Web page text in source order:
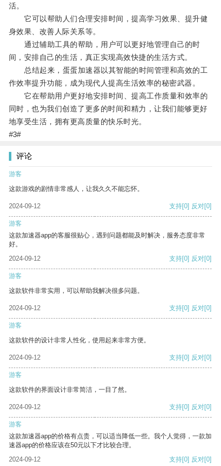
活。
它可以帮助人们合理安排时间，提高学习效果、提升健
身效果、改善人际关系等。
通过辅助工具的帮助，用户可以更好地管理自己的时
间，安排自己的生活，真正实现高效快捷的生活方式。
总结起来，蛋蛋加速器以其智能的时间管理和高效的工
作效率提升功能，成为现代人提高生活效率的秘密武器。
它在帮助用户更好地安排时间、提高工作质量和效率的
同时，也为我们创造了更多的时间和精力，让我们能够更好
地享受生活，拥有更高质量的快乐时光。
#3#
评论
游客
这款游戏的剧情非常感人，让我久久不能忘怀。
2024-09-12 支持[0] 反对[0]
游客
这款加速器app的客服很贴心，遇到问题都能及时解决，服务态度非常
好。
2024-09-12
支持[0] 反对[0]
游客
这款软件非常实用，可以帮助我解决很多问题。
2024-09-12 支持[0] 反对[0]
游客
这款软件的设计非常人性化，使用起来非常方便。
2024-09-12 支持[0] 反对[0]
游客
这款软件的界面设计非常简洁，一目了然。
2024-09-12 支持[0] 反对[0]
游客
这款加速器app的价格有点贵，可以适当降低一些。我个人觉得，一款加
速器app的价格应该在50元以下才比较合理。
2024-09-12
支持[0] 反对[0]